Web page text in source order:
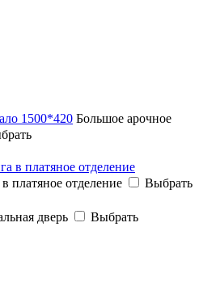
Большое арочное
платяное отделение
Выбрать
дверь
Выбрать